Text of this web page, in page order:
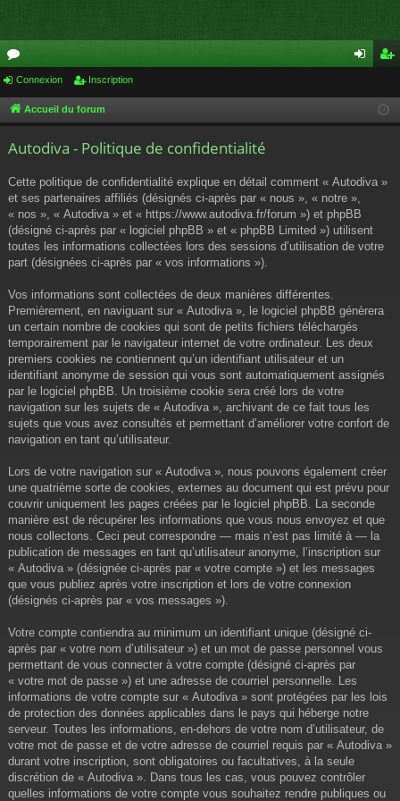
or
u cri
Connexion Inscription
Accueil du forum
Autodiva - Politique de confidentialité
Cette politique de confidentialité explique en détail comment « Autodiva »
et ses partenaires affiliés (désignés ci-après par « nous », « notre »,
« nos », « Autodiva » et « https://www.autodiva.fr/forum ») et phpBB
(désigné ci-après par « logiciel phpBB » et « phpBB Limited ») utilisent
toutes les informations collectées lors des sessions d’utilisation de votre
part (désignées ci-après par « vos informations »).
Vos informations sont collectées de deux manières différentes.
Premièrement, en naviguant sur « Autodiva », le logiciel phpBB génèrera
un certain nombre de cookies qui sont de petits fichiers téléchargés
temporairement par le navigateur internet de votre ordinateur. Les deux
premiers cookies ne contiennent qu’un identifiant utilisateur et un
identifiant anonyme de session qui vous sont automatiquement assignés
par le logiciel phpBB. Un troisième cookie sera créé lors de votre
navigation sur les sujets de « Autodiva », archivant de ce fait tous les
sujets que vous avez consultés et permettant d’améliorer votre confort de
navigation en tant qu’utilisateur.
Lors de votre navigation sur « Autodiva », nous pouvons également créer
une quatrième sorte de cookies, externes au document qui est prévu pour
couvrir uniquement les pages créées par le logiciel phpBB. La seconde
manière est de récupérer les informations que vous nous envoyez et que
nous collectons. Ceci peut correspondre — mais n’est pas limité à — la
publication de messages en tant qu’utilisateur anonyme, l’inscription sur
« Autodiva » (désignée ci-après par « votre compte ») et les messages
que vous publiez après votre inscription et lors de votre connexion
(désignés ci-après par « vos messages »).
Votre compte contiendra au minimum un identifiant unique (désigné ci-
après par « votre nom d’utilisateur ») et un mot de passe personnel vous
permettant de vous connecter à votre compte (désigné ci-après par
« votre mot de passe ») et une adresse de courriel personnelle. Les
informations de votre compte sur « Autodiva » sont protégées par les lois
de protection des données applicables dans le pays qui héberge notre
serveur. Toutes les informations, en-dehors de votre nom d’utilisateur, de
votre mot de passe et de votre adresse de courriel requis par « Autodiva »
durant votre inscription, sont obligatoires ou facultatives, à la seule
discrétion de « Autodiva ». Dans tous les cas, vous pouvez contrôler
quelles informations de votre compte vous souhaitez rendre publiques ou